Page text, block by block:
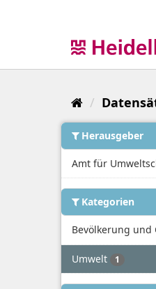
Herausgeber
Amt für
Kategorien
Bevölkerung und
Umwelt 1